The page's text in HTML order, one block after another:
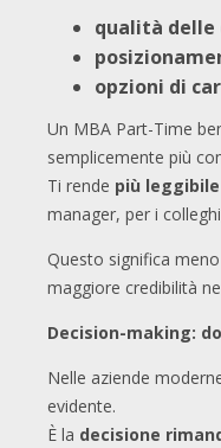
qualità delle
opzioni di
Un MBA Part-Time
semplicemente più
Ti rende più leggibile
manager, per i
Questo significa
maggiore credibilità
Decision-making:
Nelle aziende
evidente.
È la decisione